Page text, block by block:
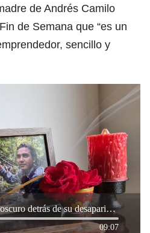
de Andrés Camilo
de Semana que “es un
sencillo y
Hay algo oculto y oscuro detrás de su desaparición: mamá de Andrés Camilo Peláez
09:07